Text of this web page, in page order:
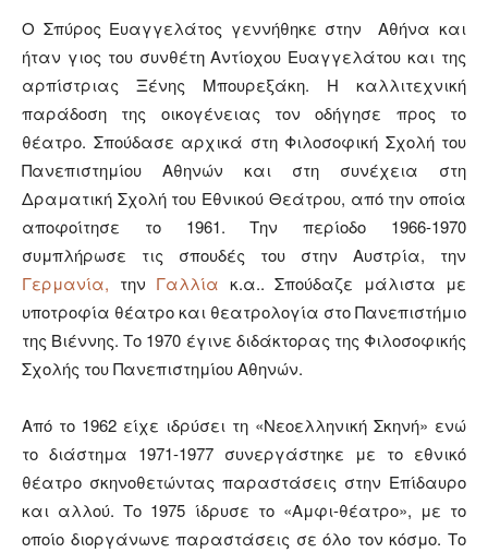
Ο Σπύρος Ευαγγελάτος γεννήθηκε στην Αθήνα και
ήταν γιος του συνθέτη Αντίοχου Ευαγγελάτου και της
αρπίστριας Ξένης Mπουρεξάκη. Η καλλιτεχνική
παράδοση της οικογένειας τον οδήγησε προς το
θέατρο. Σπούδασε αρχικά στη Φιλοσοφική Σχολή του
Πανεπιστημίου Αθηνών και στη συνέχεια στη
Δραματική Σχολή του Εθνικού Θεάτρου, από την οποία
αποφοίτησε το 1961. Την περίοδο 1966-1970
συμπλήρωσε τις σπουδές του στην Αυστρία, την
Γερμανία, την Γαλλία κ.α.. Σπούδαζε μάλιστα με
υποτροφία θέατρο και θεατρολογία στο Πανεπιστήμιο
της Βιέννης. Το 1970 έγινε διδάκτορας της Φιλοσοφικής
Σχολής του Πανεπιστημίου Αθηνών.
Από το 1962 είχε ιδρύσει τη «Νεοελληνική Σκηνή» ενώ
το διάστημα 1971-1977 συνεργάστηκε με το εθνικό
θέατρο σκηνοθετώντας παραστάσεις στην Επίδαυρο
και αλλού. Το 1975 ίδρυσε το «Αμφι-θέατρο», με το
οποίο διοργάνωνε παραστάσεις σε όλο τον κόσμο. Το